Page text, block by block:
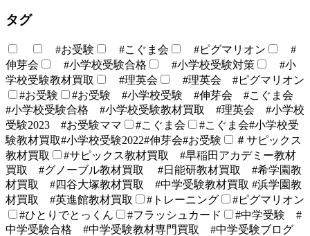
タグ
#お受験 #こぐま会 #ピグマリオン
#
伸芽会
#小学校受験合格 #小学校受験対策
#小
学校受験教材買取
#理英会
#理英会 #ピグマリオン
#お受験
#お受験 #小学校受験 #伸芽会 #こぐま会
#小学校受験合格 #小学校受験教材買取 #理英会 #小学校
受験2023 #お受験ママ
#こぐま会
#こぐま会#小学校受
験教材買取#小学校受験2022#伸芽会#お受験
＃サピックス
教材買取
#サピックス教材買取 #早稲田アカデミー教材
買取 #グノーブル教材買取 #日能研教材買取 #希学園教
材買取 #四谷大塚教材買取 #中学受験教材買取 #浜学園教
材買取 #英進館教材買取
#トレーニング
#ピグマリオン
#ひとりでとっくん
#フラッシュカード
#中学受験 #
中学受験合格 #中学受験教材専門買取 #中学受験ブログ